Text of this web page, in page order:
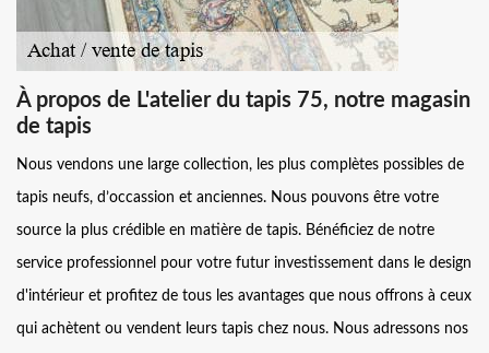
À propos de L'atelier du tapis 75, notre magasin
de tapis
Nous vendons une large collection, les plus complètes possibles de
tapis neufs, d’occassion et anciennes. Nous pouvons être votre
source la plus crédible en matière de tapis. Bénéficiez de notre
service professionnel pour votre futur investissement dans le design
d'intérieur et profitez de tous les avantages que nous offrons à ceux
qui achètent ou vendent leurs tapis chez nous. Nous adressons nos